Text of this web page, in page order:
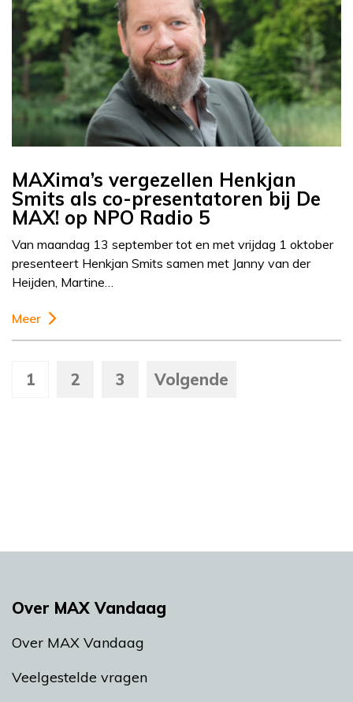
MAXima’s vergezellen Henkjan
Smits als co-presentatoren bij De
MAX! op NPO Radio 5
Van maandag 13 september tot en met vrijdag 1 oktober
presenteert Henkjan Smits samen met Janny van der
Heijden, Martine…
Meer
1 2 3 Volgende
Over MAX Vandaag
Over MAX Vandaag
Veelgestelde vragen